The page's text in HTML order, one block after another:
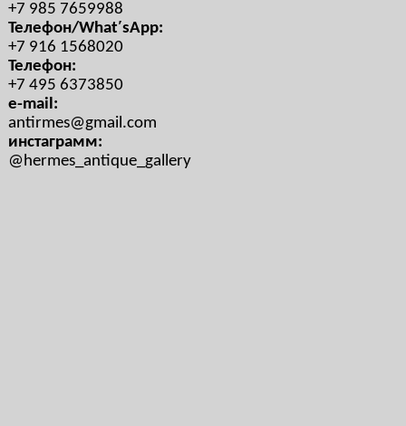
+7 985 7659988
Телефон/What′sApp:
+7 916 1568020
Телефон:
+7 495 6373850
e-mail:
antirmes@gmail.com
инстаграмм:
@hermes_antique_gallery